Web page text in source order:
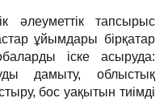
әлеуметтік тапсырыс
ұйымдары бірқатар
іске асыруда:
дамыту, облыстық
бос уақытын тиімді